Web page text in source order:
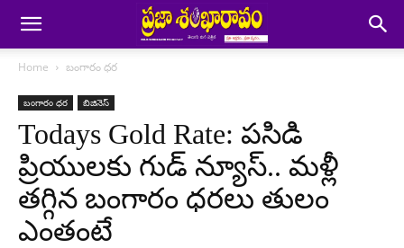
Home బంగారం ధర
బంగారం ధర బిజినెస్
Todays Gold Rate: పసిడి
ప్రియులకు గుడ్ న్యూస్.. మళ్లీ
తగ్గిన బంగారం ధరలు తులం
ఎంతంటే